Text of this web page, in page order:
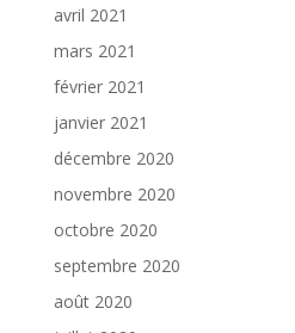
avril 2021
mars 2021
février 2021
janvier 2021
décembre 2020
novembre 2020
octobre 2020
septembre 2020
août 2020